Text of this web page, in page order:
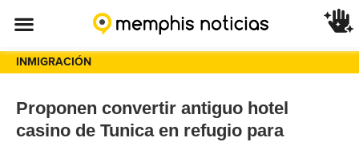
INMIGRACIÓN
Proponen convertir antiguo hotel
casino de Tunica en refugio para